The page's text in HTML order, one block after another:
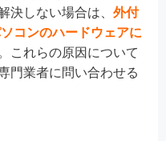
決しない場合は、 外付
コンのハードウェアに
これらの原因について
門業者に問い合わせる